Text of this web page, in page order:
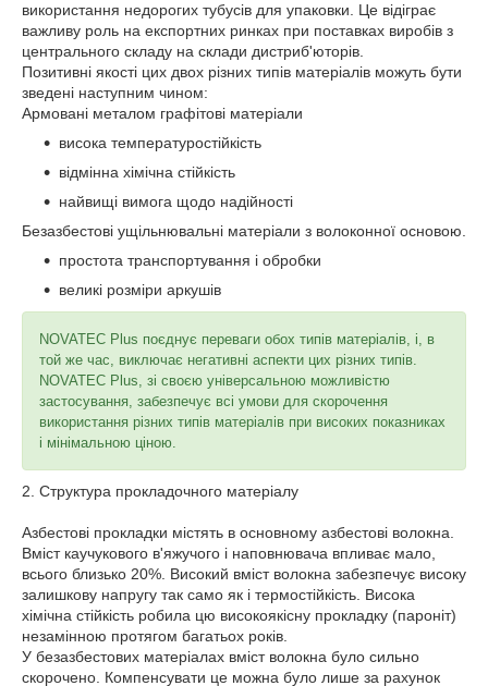
використання недорогих тубусів для упаковки. Це відіграє
важливу роль на експортних ринках при поставках виробів з
центрального складу на склади дистриб'юторів.
Позитивні якості цих двох різних типів матеріалів можуть бути
зведені наступним чином:
Армовані металом графітові матеріали
висока температуростійкість
відмінна хімічна стійкість
найвищі вимога щодо надійності
Безазбестові ущільнювальні матеріали з волоконної основою.
простота транспортування і обробки
великі розміри аркушів
NOVATEC Plus поєднує переваги обох типів матеріалів, і, в
той же час, виключає негативні аспекти цих різних типів.
NOVATEC Plus, зі своєю універсальною можливістю
застосування, забезпечує всі умови для скорочення
використання різних типів матеріалів при високих показниках
і мінімальною ціною.
2. Структура прокладочного матеріалу
Азбестові прокладки містять в основному азбестові волокна.
Вміст каучукового в'яжучого і наповнювача впливає мало,
всього близько 20%. Високий вміст волокна забезпечує високу
залишкову напругу так само як і термостійкість. Висока
хімічна стійкість робила цю високоякісну прокладку (пароніт)
незамінною протягом багатьох років.
У безазбестових матеріалах вміст волокна було сильно
скорочено. Компенсувати це можна було лише за рахунок